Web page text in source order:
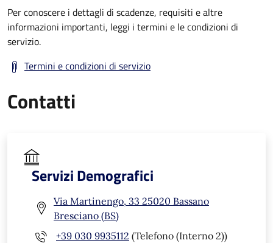
Per conoscere i dettagli di scadenze, requisiti e altre
informazioni importanti, leggi i termini e le condizioni di
servizio.
Termini e condizioni di servizio
Contatti
Servizi Demografici
Via Martinengo, 33 25020 Bassano
Bresciano (BS)
+39 030 9935112 (Telefono (Interno 2))